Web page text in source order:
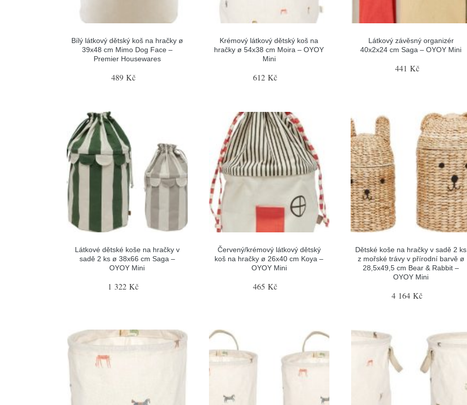
Bílý látkový dětský koš na hračky ø
39x48 cm Mimo Dog Face –
Premier Housewares
489 Kč
Krémový látkový dětský koš na
hračky ø 54x38 cm Moira – OYOY
Mini
612 Kč
Látkový závěsný organizér
40x2x24 cm Saga – OYOY Mini
441 Kč
Látkové dětské koše na hračky v
sadě 2 ks ø 38x66 cm Saga –
OYOY Mini
1 322 Kč
Červený/krémový látkový dětský
koš na hračky ø 26x40 cm Koya –
OYOY Mini
465 Kč
Dětské koše na hračky v sadě 2 ks
z mořské trávy v přírodní barvě ø
28,5x49,5 cm Bear & Rabbit –
OYOY Mini
4 164 Kč